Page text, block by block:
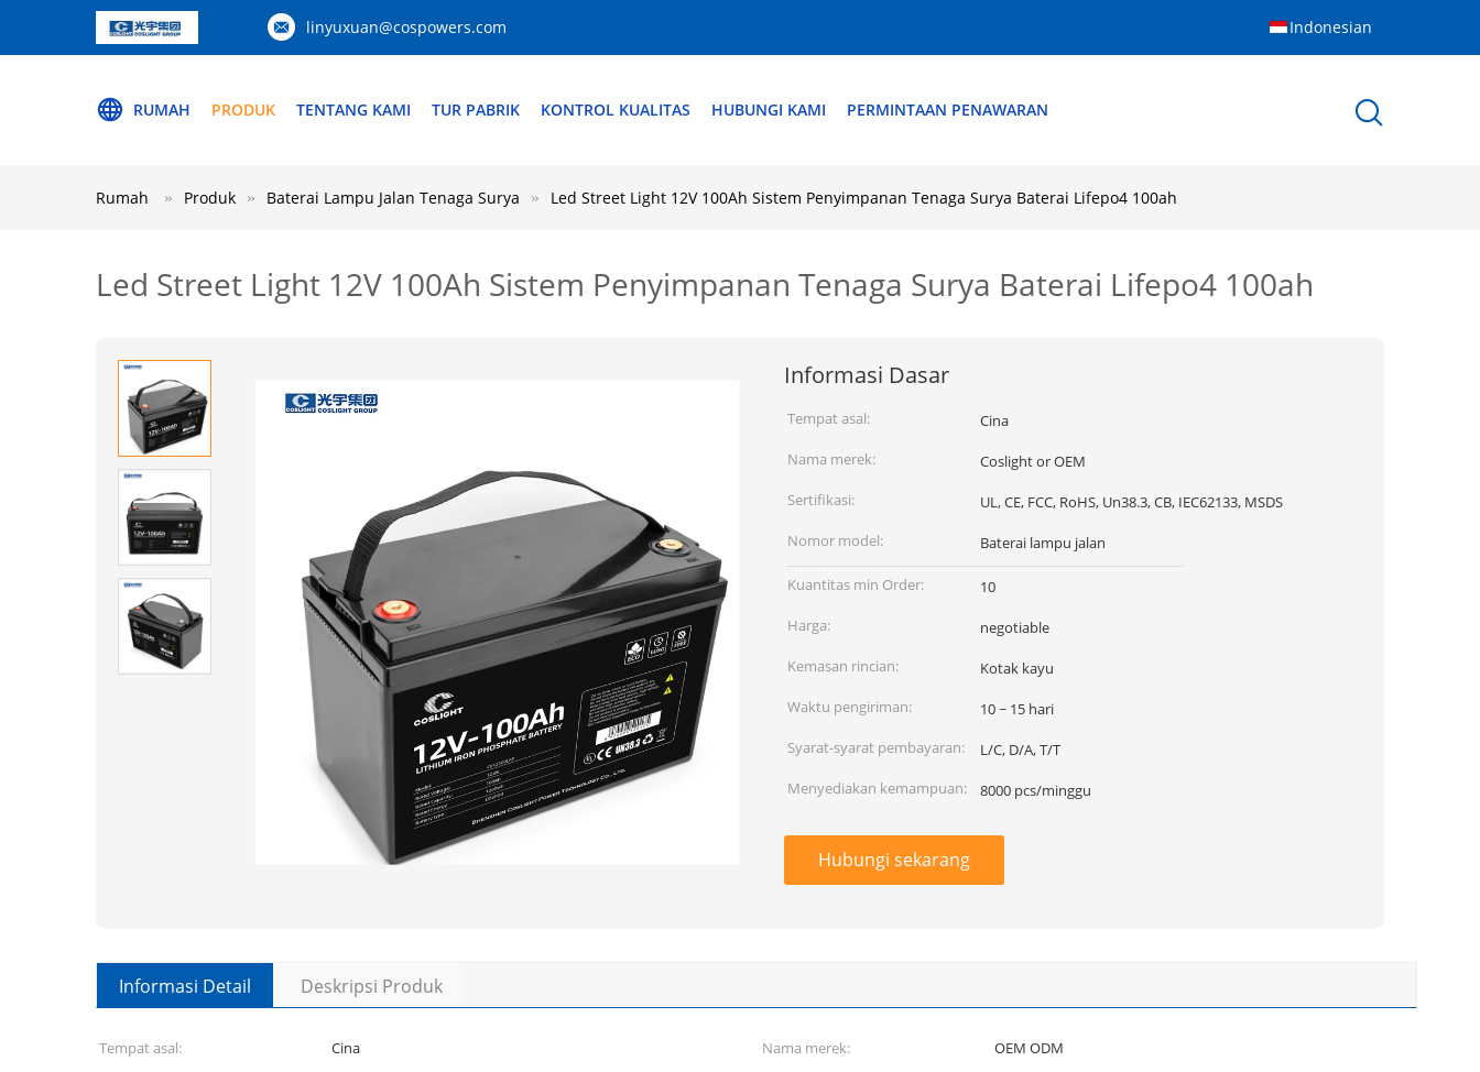
linyuxuan@cospowers.com Indonesian
RUMAH PRODUK TENTANG KAMI TUR PABRIK KONTROL KUALITAS HUBUNGI KAMI PERMINTAAN PENAWARAN
Rumah Produk Baterai Lampu Jalan Tenaga Surya Led Street Light 12V 100Ah Sistem Penyimpanan Tenaga Surya Baterai Lifepo4 100ah
Led Street Light 12V 100Ah Sistem Penyimpanan Tenaga Surya Baterai Lifepo4 100ah
Informasi Dasar
Tempat asal:
Cina
Nama merek:
Coslight or OEM
Sertifikasi:
UL, CE, FCC, RoHS, Un38.3, CB, IEC62133, MSDS
Nomor model:
Baterai lampu jalan
Kuantitas min Order:
10
Harga:
negotiable
Kemasan rincian:
Kotak kayu
Waktu pengiriman:
10 ~ 15 hari
Syarat-syarat pembayaran:
L/C, D/A, T/T
Menyediakan kemampuan:
8000 pcs/minggu
Hubungi sekarang
Informasi Detail Deskripsi Produk
Tempat asal: Cina Nama merek:
OEM ODM